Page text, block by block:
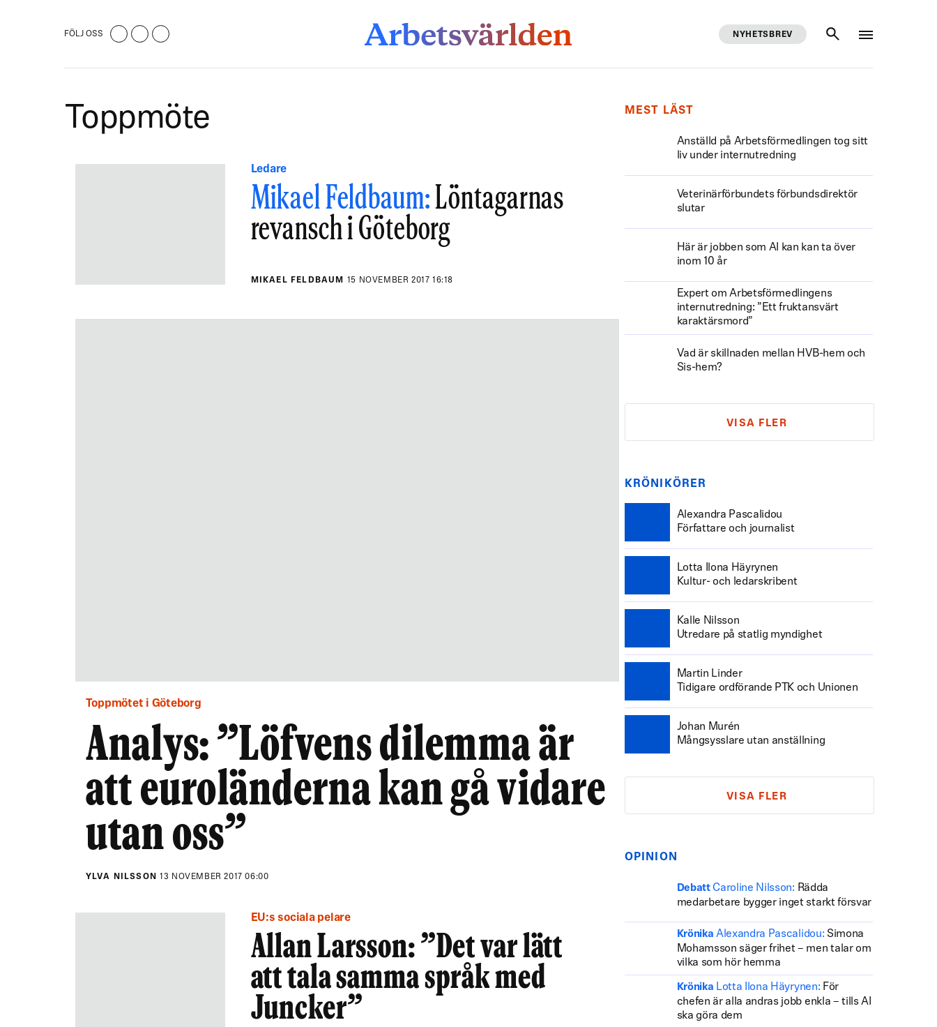
FÖLJ OSS NYHETSBREV
Toppmöte
Ledare
Mikael Feldbaum:Löntagarnas
revansch i Göteborg
MIKAEL FELDBAUM 15 NOVEMBER 2017 16:18
Toppmötet i Göteborg
Analys: ”Löfvens dilemma är
att euroländerna kan gå vidare
utan oss”
YLVA NILSSON13 NOVEMBER 2017 06:00
EU:s sociala pelare
Allan Larsson: ”Det var lätt
att tala samma språk med
Juncker”
MEST LÄST
Anställd på Arbetsförmedlingen tog sitt
liv under internutredning
Veterinärförbundets förbundsdirektör
slutar
Här är jobben som AI kan kan ta över
inom 10 år
Expert om Arbetsförmedlingens
internutredning: ”Ett fruktansvärt
karaktärsmord”
Vad är skillnaden mellan HVB-hem och
Sis-hem?
VISA FLER
KRÖNIKÖRER
Alexandra Pascalidou
Författare och journalist
Lotta Ilona Häyrynen
Kultur- och ledarskribent
Kalle Nilsson
Utredare på statlig myndighet
Martin Linder
Tidigare ordförande PTK och Unionen
Johan Murén
Mångsysslare utan anställning
VISA FLER
OPINION
Debatt Caroline Nilsson: Rädda
medarbetare bygger inget starkt försvar
Krönika Alexandra Pascalidou: Simona
Mohamsson säger frihet – men talar om
vilka som hör hemma
Krönika Lotta Ilona Häyrynen: För
chefen är alla andras jobb enkla – tills AI
ska göra dem